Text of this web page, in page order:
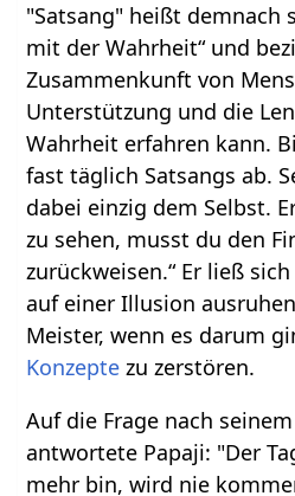
"Satsang" heißt demnach
mit der Wahrheit“ und
Zusammenkunft von
Unterstützung und die
Wahrheit erfahren kann.
fast täglich Satsangs ab.
dabei einzig dem Selbst.
zu sehen, musst du den
zurückweisen.“ Er ließ
auf einer Illusion
Meister, wenn es darum
Konzepte zu zerstören.
Auf die Frage nach
antwortete Papaji: "Der
mehr bin, wird nie